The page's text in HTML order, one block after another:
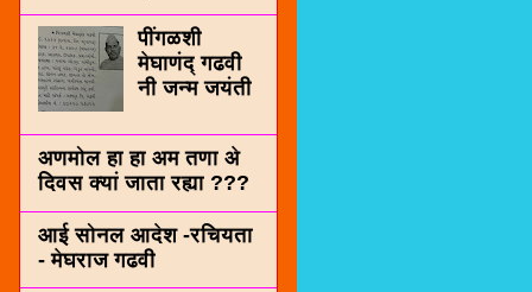
पींगळशी
मेघाणंद् गढवी
नी जन्म जयंती
अणमोल हा हा अम तणा अे
दिवस क्यां जाता रह्या ???
आई सोनल आदेश -रचियता
- मेघराज गढवी